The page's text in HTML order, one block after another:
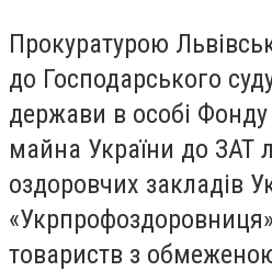
Прокуратурою
до Господарського
держави в особі
майна України до ЗАТ
оздоровчих закладів
товариств з